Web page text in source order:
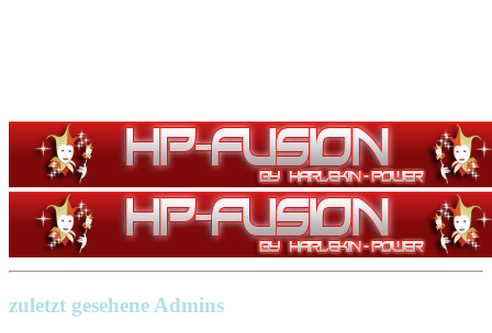
zuletzt gesehene Admins